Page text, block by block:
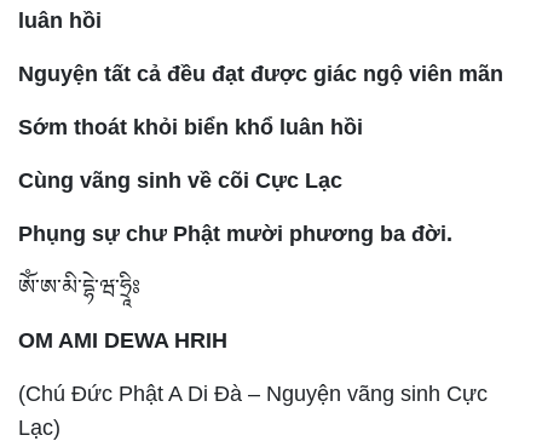
luân hồi
Nguyện tất cả đều đạt được giác ngộ viên mãn
Sớm thoát khỏi biển khổ luân hồi
Cùng vãng sinh về cõi Cực Lạc
Phụng sự chư Phật mười phương ba đời.
ༀ་ཨ་མི་དྷེ་ཝ་ཧྲཱིཿ
OM AMI DEWA HRIH
(Chú Đức Phật A Di Đà – Nguyện vãng sinh Cực
Lạc)